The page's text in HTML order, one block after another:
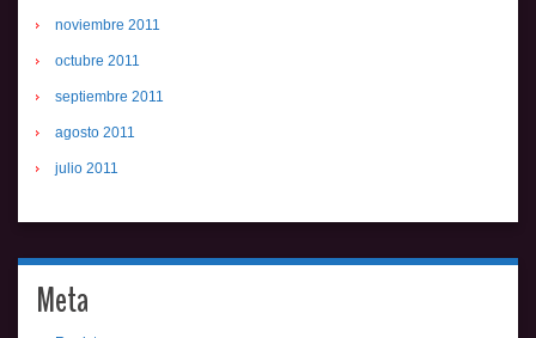
noviembre 2011
octubre 2011
septiembre 2011
agosto 2011
julio 2011
Meta